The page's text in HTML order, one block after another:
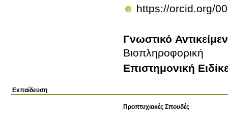
https://orcid.org/
Γνωστικό
Βιοπληροφορική
Επιστημονική
Εκπαίδευση
Προπτυχιακές Σπουδές